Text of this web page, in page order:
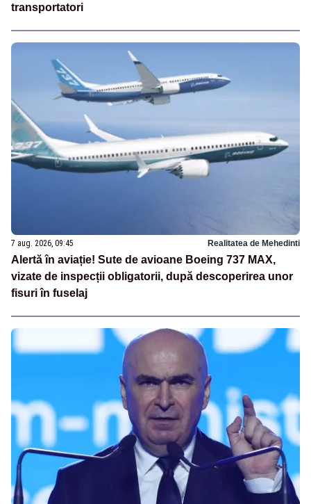
transportatori
7 aug. 2026, 09:45 Realitatea de Mehedinti
Alertă în aviație! Sute de avioane Boeing 737 MAX,
vizate de inspecții obligatorii, după descoperirea unor
fisuri în fuselaj